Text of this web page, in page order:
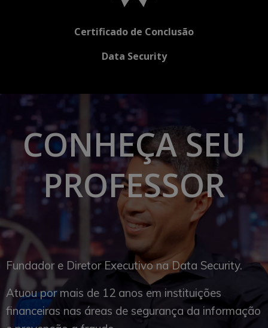
Certificado de Conclusão
Data Security
CONHEÇA SEU
PROFESSOR
Fundador e Diretor Executivo na Data Security.
Atuou por mais de 12 anos em instituições
financeiras nas áreas de segurança da informação